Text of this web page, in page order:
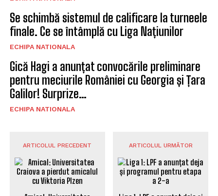
Se schimbă sistemul de calificare la turneele
finale. Ce se întâmplă cu Liga Națiunilor
ECHIPA NATIONALA
Gică Hagi a anunțat convocările preliminare
pentru meciurile României cu Georgia și Țara
Galilor! Surprize…
ECHIPA NATIONALA
ARTICOLUL PRECEDENT ARTICOLUL URMĂTOR